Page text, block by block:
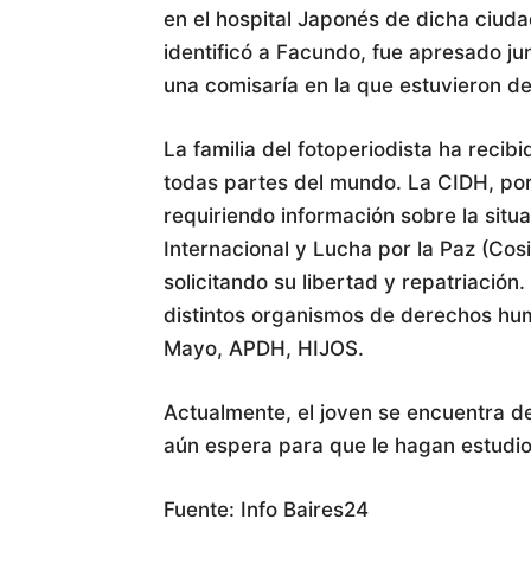
en el hospital Japonés de dicha
identificó a Facundo, fue apresado
una comisaría en la que estuvieron
La familia del fotoperiodista ha
todas partes del mundo. La CIDH,
requiriendo información sobre la
Internacional y Lucha por la Paz
solicitando su libertad y
distintos organismos de derechos
Mayo, APDH, HIJOS.
Actualmente, el joven se encuentra
aún espera para que le hagan
Fuente: Info Baires24